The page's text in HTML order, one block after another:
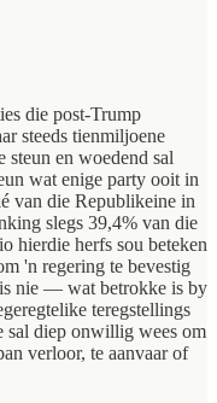
die post-Trump
steeds tienmiljoene
steun en woedend sal
wat enige party ooit in
van die Republikeine in
slegs 39,4% van die
hierdie herfs sou beteken
'n regering te bevestig
nie — wat betrokke is by
teregstellings
sal diep onwillig wees om
verloor, te aanvaar of